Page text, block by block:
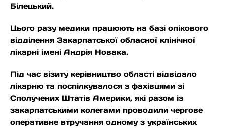
Білецький.
Цього разу медики працюють на базі опікового
відділення Закарпатської обласної клінічної
лікарні імені Андрія Новака.
Під час візиту керівництво області відвідало
лікарню та поспілкувалося з фахівцями зі
Сполучених Штатів Америки, які разом із
закарпатськими колегами проводили чергове
оперативне втручання одному з українських